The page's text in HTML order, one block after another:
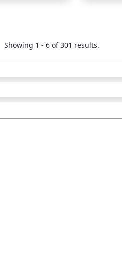
Showing 1 - 6 of 301 results.